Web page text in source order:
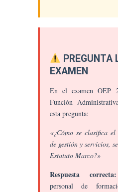
PREGUNTA
EXAMEN
En el examen OEP
Función
esta pregunta:
«¿Cómo se clasifica
de gestión y servicios,
Estatuto Marco?»
Respuesta correcta:
personal de